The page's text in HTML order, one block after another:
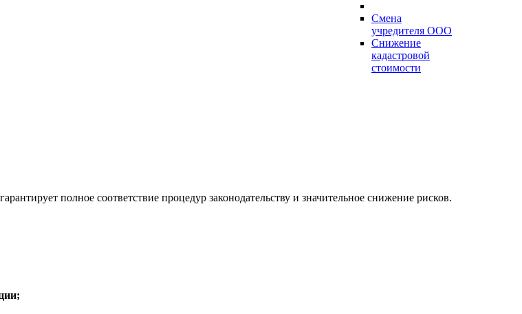
Смена
учредителя ООО
Снижение
кадастровой
стоимости
полное соответствие процедур законодательству и значительное снижение рисков.